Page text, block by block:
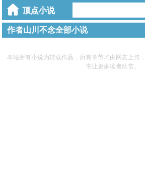
作者山川不念全部小说
本站所有小说为转载作品，所有章节均由网友上传
书让更多读者欣赏。